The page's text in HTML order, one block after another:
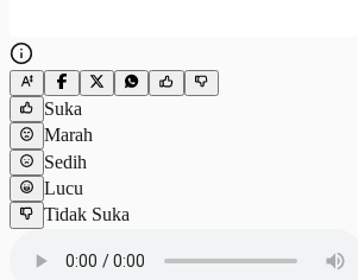
Suka
Marah
Sedih
Lucu
Tidak Suka